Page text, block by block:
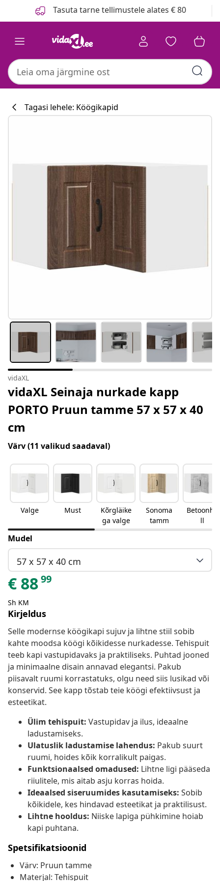
Tasuta tarne tellimustele alates € 80
#sharemevidaxl
Tagasi lehele: Köögikapid
vidaXL
vidaXL Seinaja nurkade kapp
PORTO Pruun tamme 57 x 57 x 40
cm
Värv(11 valikud saadaval)
Valge Must
Kõrgläike
ga valge
Sonoma
tamm
Betoonha
ll
Mudel
57 x 57 x 40 cm
€ 8899
Sh KM
Kirjeldus
Selle modernse köögikapi sujuv ja lihtne stiil sobib
kahte moodsa köögi kõikidesse nurkadesse. Tehispuit
teeb kapi vastupidavaks ja praktiliseks. Puhtad jooned
ja minimaalne disain annavad elegantsi. Pakub
piisavalt ruumi korrastatuks, olgu need siis lusikad või
konservid. See kapp tõstab teie köögi efektiivsust ja
esteetikat.
Ülim tehispuit: Vastupidav ja ilus, ideaalne
ladustamiseks.
Ulatuslik ladustamise lahendus: Pakub suurt
ruumi, hoides kõik korralikult paigas.
Funktsionaalsed omadused: Lihtne ligi pääseda
riiulitele, mis aitab asju korras hoida.
Ideaalsed siseruumides kasutamiseks: Sobib
kõikidele, kes hindavad esteetikat ja praktilisust.
Lihtne hooldus: Niiske lapiga pühkimine hoiab
kapi puhtana.
Spetsifikatsioonid
Värv: Pruun tamme
Materjal: Tehispuit